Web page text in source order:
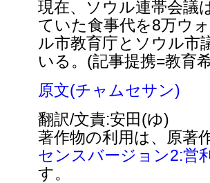
現在、ソウル連帯会議
ていた食事代を8万ウ
ル市教育庁とソウル市
いる。(記事提携=教育
原文(チャムセサン)
翻訳/文責:安田(ゆ)
著作物の利用は、原著
センスバージョン2:営
す。